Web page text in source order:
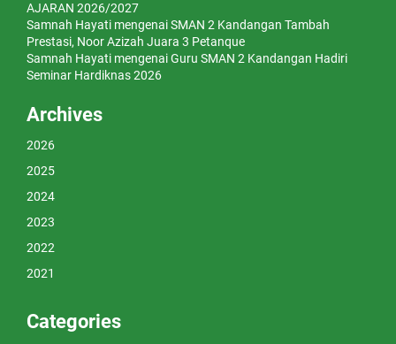
AJARAN 2026/2027
Samnah Hayati mengenaiSMAN 2 Kandangan Tambah
Prestasi, Noor Azizah Juara 3 Petanque
Samnah Hayati mengenaiGuru SMAN 2 Kandangan Hadiri
Seminar Hardiknas 2026
Archives
2026
2025
2024
2023
2022
2021
Categories